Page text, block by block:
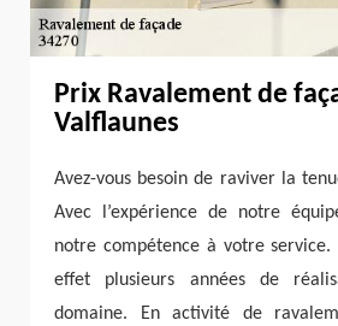
Prix Ravalement de
Valflaunes
Avez-vous besoin de raviver la
Avec l’expérience de notre
notre compétence à votre service.
effet plusieurs années de
domaine. En activité de